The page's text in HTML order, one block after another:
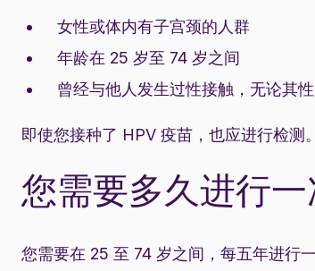
女性或体内有子宫颈的人群
年龄在 25 岁至 74 岁之间
曾经与他人发生过性接触，无论其性
即使您接种了 HPV 疫苗，也应进行检测
您需要多久进行
您需要在 25 至 74 岁之间，每五年进行一